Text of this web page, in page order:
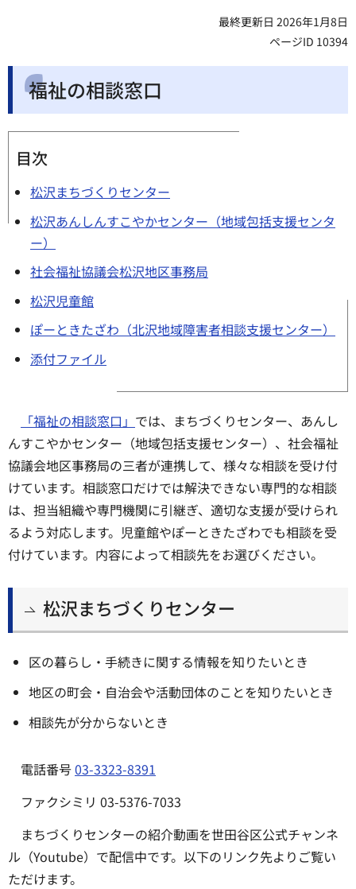
最終更新日 2026年1月8日
ページID 10394
福祉の相談窓口
目次
松沢まちづくりセンター
松沢あんしんすこやかセンター（地域包括支援センタ
ー）
社会福祉協議会松沢地区事務局
松沢児童館
ぽーときたざわ（北沢地域障害者相談支援センター）
添付ファイル
「福祉の相談窓口」 では、まちづくりセンター、あんし
んすこやかセンター（地域包括支援センター）、社会福祉
協議会地区事務局の三者が連携して、様々な相談を受け付
けています。相談窓口だけでは解決できない専門的な相談
は、担当組織や専門機関に引継ぎ、適切な支援が受けられ
るよう対応します。児童館やぽーときたざわでも相談を受
付けています。内容によって相談先をお選びください。
松沢まちづくりセンター
区の暮らし・手続きに関する情報を知りたいとき
地区の町会・自治会や活動団体のことを知りたいとき
相談先が分からないとき
電話番号03-3323-8391
ファクシミリ 03-5376-7033
まちづくりセンターの紹介動画を世田谷区公式チャンネ
ル（Youtube）で配信中です。以下のリンク先よりご覧い
ただけます。